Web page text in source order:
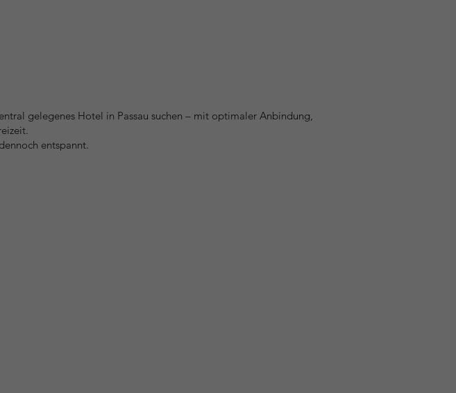
gelegenes Hotel in Passau suchen – mit optimaler Anbindung,
entspannt.